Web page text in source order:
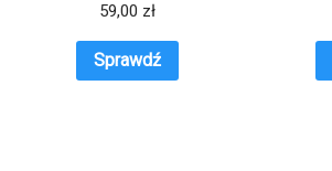
59,00 zł
Sprawdź